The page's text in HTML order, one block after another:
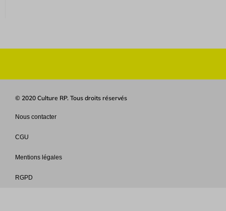
© 2020 Culture RP. Tous droits réservés
Nous contacter
CGU
Mentions légales
RGPD